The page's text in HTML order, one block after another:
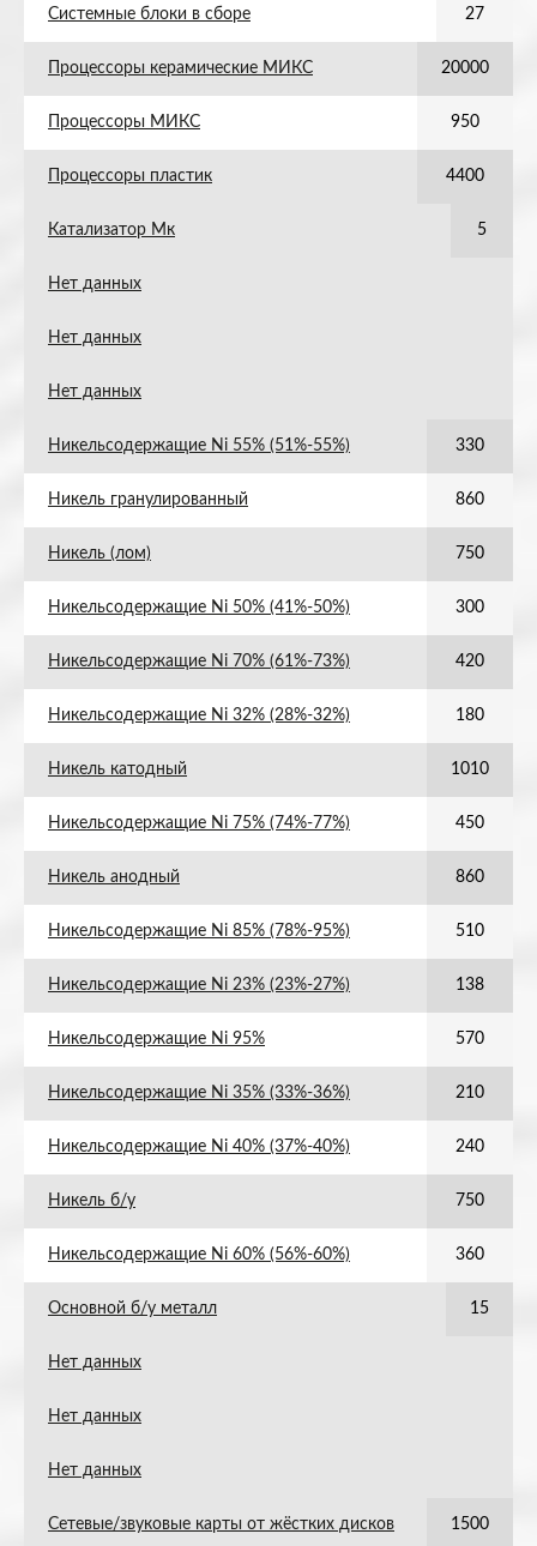
Системные блоки в сборе 27
Процессоры керамические МИКС 20000
Процессоры МИКС 950
Процессоры пластик 4400
Катализатор Мк 5
Нет данных
Нет данных
Нет данных
Никельсодержащие Ni 55% (51%-55%) 330
Никель гранулированный 860
Никель (лом) 750
Никельсодержащие Ni 50% (41%-50%) 300
Никельсодержащие Ni 70% (61%-73%) 420
Никельсодержащие Ni 32% (28%-32%) 180
Никель катодный 1010
Никельсодержащие Ni 75% (74%-77%) 450
Никель анодный 860
Никельсодержащие Ni 85% (78%-95%) 510
Никельсодержащие Ni 23% (23%-27%) 138
Никельсодержащие Ni 95% 570
Никельсодержащие Ni 35% (33%-36%) 210
Никельсодержащие Ni 40% (37%-40%) 240
Никель б/у 750
Никельсодержащие Ni 60% (56%-60%) 360
Основной б/у металл 15
Нет данных
Нет данных
Нет данных
Сетевые/звуковые карты от жёстких дисков 1500